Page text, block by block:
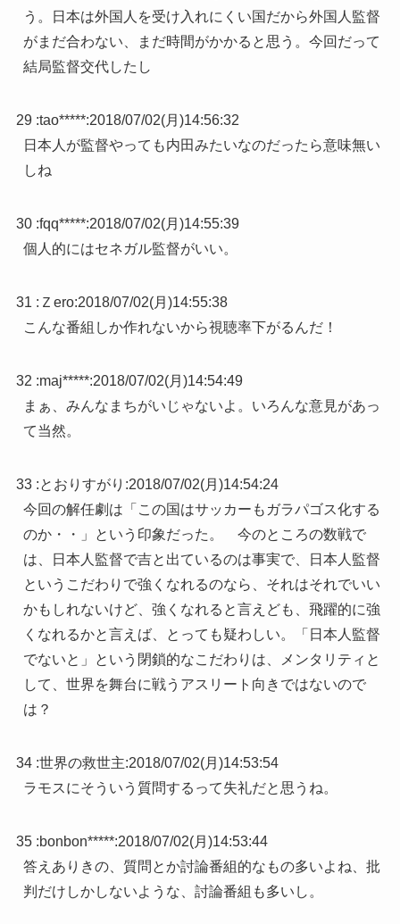
う。日本は外国人を受け入れにくい国だから外国人監督
がまだ合わない、まだ時間がかかると思う。今回だって
結局監督交代したし
29 :tao*****:2018/07/02(月)14:56:32
日本人が監督やっても内田みたいなのだったら意味無い
しね
30 :fqq*****:2018/07/02(月)14:55:39
個人的にはセネガル監督がいい。
31 : Ｚero:2018/07/02(月)14:55:38
こんな番組しか作れないから視聴率下がるんだ！
32 :maj*****:2018/07/02(月)14:54:49
まぁ、みんなまちがいじゃないよ。いろんな意見があっ
て当然。
33 :とおりすがり :2018/07/02(月)14:54:24
今回の解任劇は「この国はサッカーもガラパゴス化する
のか・・」という印象だった。 今のところの数戦で
は、日本人監督で吉と出ているのは事実で、日本人監督
というこだわりで強くなれるのなら、それはそれでいい
かもしれないけど、強くなれると言えども、飛躍的に強
くなれるかと言えば、とっても疑わしい。「日本人監督
でないと」という閉鎖的なこだわりは、メンタリティと
して、世界を舞台に戦うアスリート向きではないので
は？
34 :世界の救世主:2018/07/02(月)14:53:54
ラモスにそういう質問するって失礼だと思うね。
35 :bonbon*****:2018/07/02(月)14:53:44
答えありきの、質問とか討論番組的なもの多いよね、批
判だけしかしないような、討論番組も多いし。